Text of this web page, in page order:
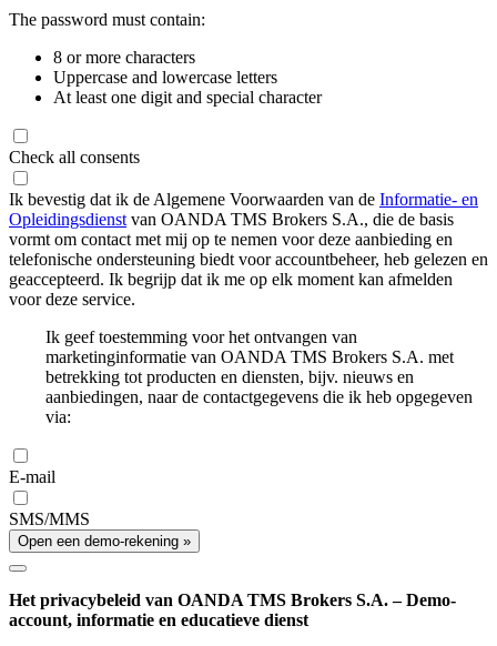
The password must contain:
8 or more characters
Uppercase and lowercase letters
At least one digit and special character
Check all consents
Ik bevestig dat ik de Algemene Voorwaarden van de Informatie- en
Opleidingsdienst van OANDA TMS Brokers S.A., die de basis
vormt om contact met mij op te nemen voor deze aanbieding en
telefonische ondersteuning biedt voor accountbeheer, heb gelezen en
geaccepteerd. Ik begrijp dat ik me op elk moment kan afmelden
voor deze service.
Ik geef toestemming voor het ontvangen van
marketinginformatie van OANDA TMS Brokers S.A. met
betrekking tot producten en diensten, bijv. nieuws en
aanbiedingen, naar de contactgegevens die ik heb opgegeven
via:
E-mail
SMS/MMS
Open een demo-rekening »
Het privacybeleid van OANDA TMS Brokers S.A. – Demo-
account, informatie en educatieve dienst